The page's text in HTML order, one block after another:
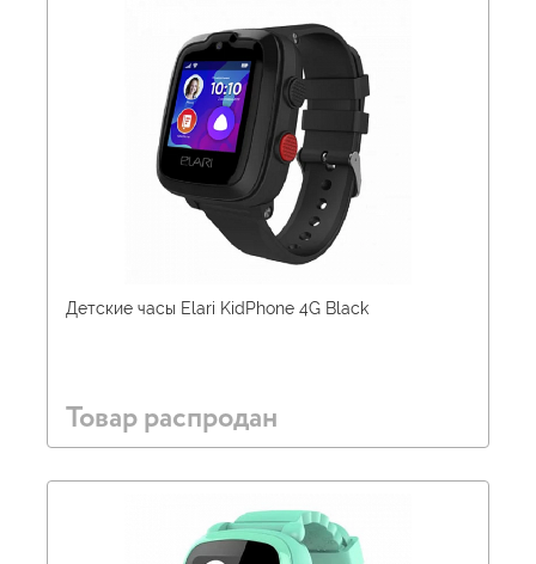
Детские часы Elari KidPhone 4G Black
Товар распродан